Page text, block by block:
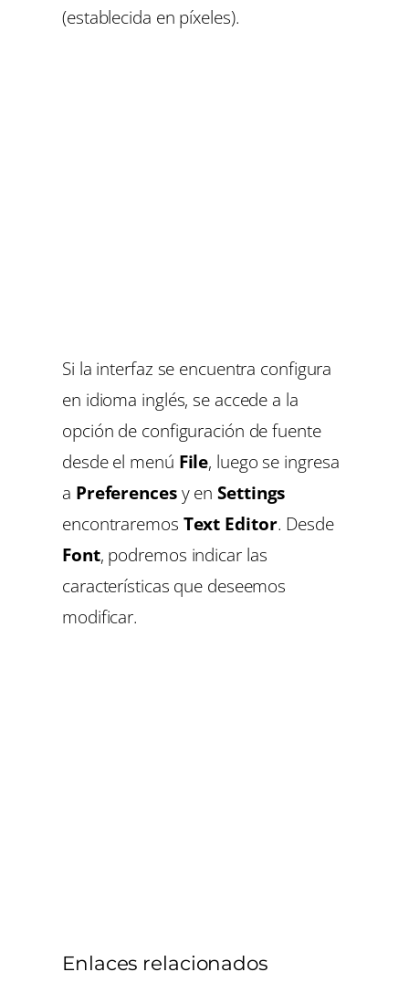
(establecida en píxeles).
Si la interfaz se encuentra configura
en idioma inglés, se accede a la
opción de configuración de fuente
desde el menú File, luego se ingresa
a Preferencesy enSettings
encontraremos Text Editor. Desde
Font, podremos indicar las
características que deseemos
modificar.
Enlaces relacionados